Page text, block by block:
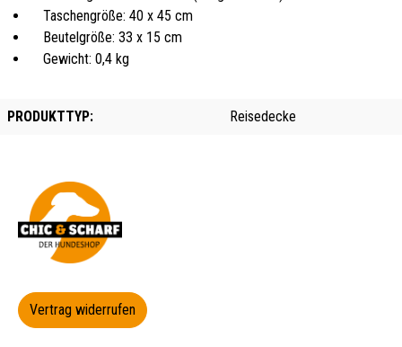
Taschengröße: 40 x 45 cm
Beutelgröße: 33 x 15 cm
Gewicht: 0,4 kg
PRODUKTTYP: Reisedecke
Vertrag widerrufen